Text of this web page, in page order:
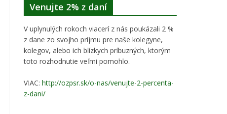
Venujte 2% z daní
V uplynulých rokoch viacerí z nás poukázali 2 %
z dane zo svojho príjmu pre naše kolegyne,
kolegov, alebo ich blízkych príbuzných, ktorým
toto rozhodnutie veľmi pomohlo.
VIAC: http://ozpsr.sk/o-nas/venujte-2-percenta-
z-dani/